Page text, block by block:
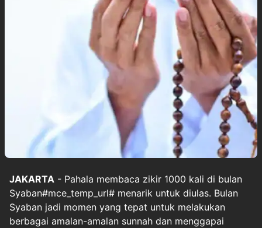
JAKARTA - Pahala membaca zikir 1000 kali di bulan
Syaban#mce_temp_url# menarik untuk diulas. Bulan
Syaban jadi momen yang tepat untuk melakukan
berbagai amalan-amalan sunnah dan menggapai